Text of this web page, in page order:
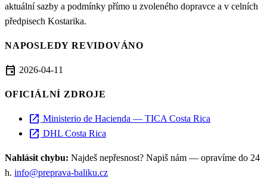
aktuální sazby a podmínky přímo u zvoleného dopravce a v celních
předpisech Kostarika.
NAPOSLEDY REVIDOVÁNO
event 2026-04-11
OFICIÁLNÍ ZDROJE
open_in_new Ministerio de Hacienda — TICA Costa Rica
open_in_new DHL Costa Rica
Nahlásit chybu: Najdeš nepřesnost? Napiš nám — opravíme do 24
h. info@preprava-baliku.cz